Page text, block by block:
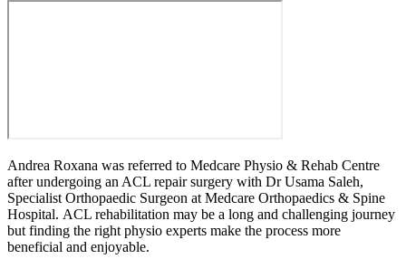
Andrea Roxana was referred to Medcare Physio & Rehab Centre
after undergoing an ACL repair surgery with Dr Usama Saleh,
Specialist Orthopaedic Surgeon at Medcare Orthopaedics & Spine
Hospital. ACL rehabilitation may be a long and challenging journey
but finding the right physio experts make the process more
beneficial and enjoyable.